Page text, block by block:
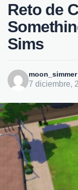
Reto de
Sims
moon_simmer
7 diciembre,